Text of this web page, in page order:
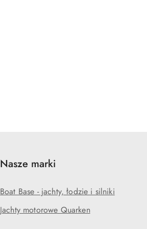
Nasze marki
Boat Base - jachty, łodzie i silniki
Jachty motorowe Quarken